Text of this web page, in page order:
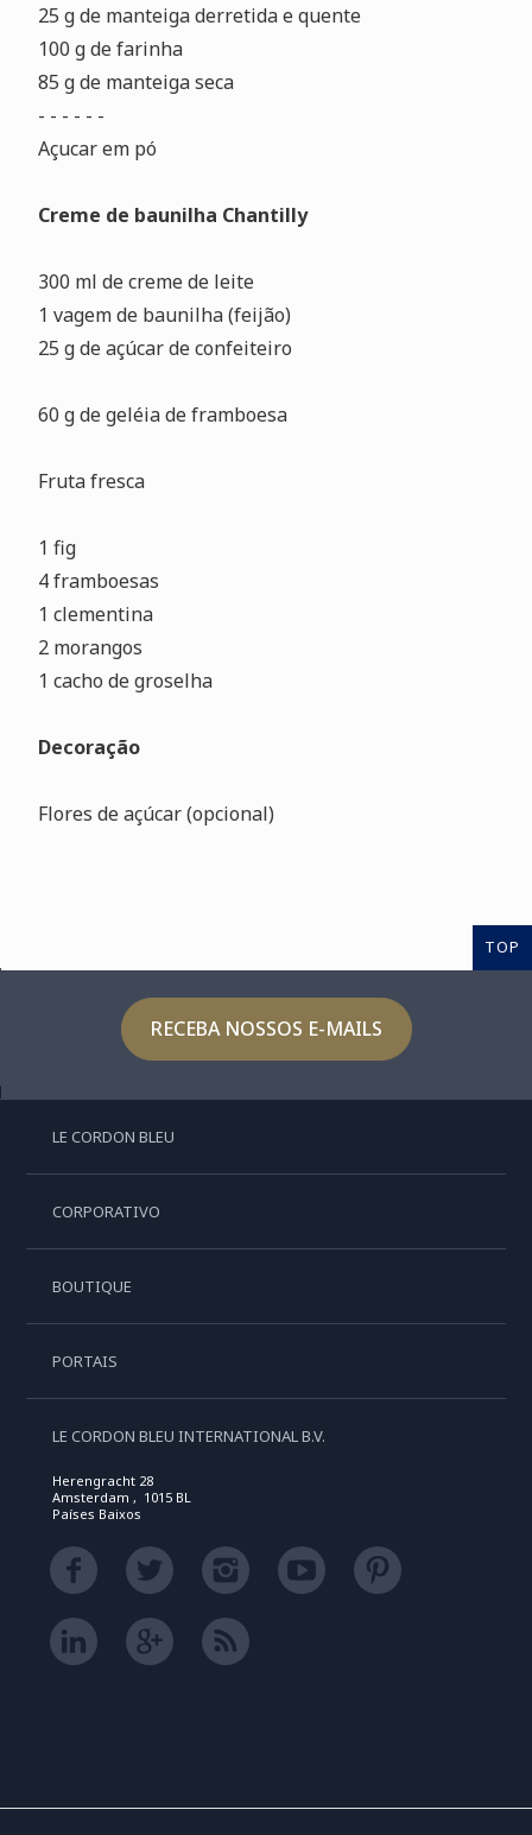
25 g de manteiga derretida e quente
100 g de farinha
85 g de manteiga seca
- - - - - -
Açucar em pó
Creme de baunilha Chantilly
300 ml de creme de leite
1 vagem de baunilha (feijão)
25 g de açúcar de confeiteiro
60 g de geléia de framboesa
Fruta fresca
1 fig
4 framboesas
1 clementina
2 morangos
1 cacho de groselha
Decoração
Flores de açúcar (opcional)
TOP
RECEBA NOSSOS E-MAILS
LE CORDON BLEU
CORPORATIVO
BOUTIQUE
PORTAIS
LE CORDON BLEU INTERNATIONAL B.V.
Herengracht 28
Amsterdam , 1015 BL
Países Baixos